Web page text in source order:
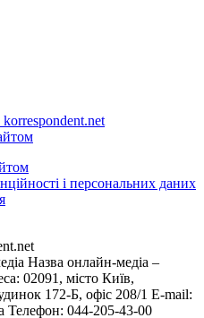
korrespondent.net
і персональних даних
Назва онлайн-медіа –
02091, місто Київ,
172-Б, офіс 208/1 E-mail:
Телефон: 044-205-43-00